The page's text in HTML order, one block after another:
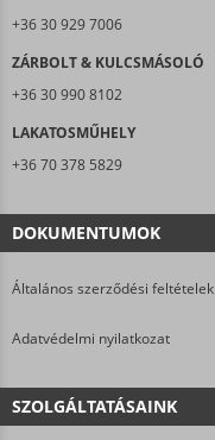
+36 30 929 7006
ZÁRBOLT & KULCSMÁSOLÓ
+36 30 990 8102
LAKATOSMŰHELY
+36 70 378 5829
DOKUMENTUMOK
Általános szerződési feltételek
Adatvédelmi nyilatkozat
SZOLGÁLTATÁSAINK